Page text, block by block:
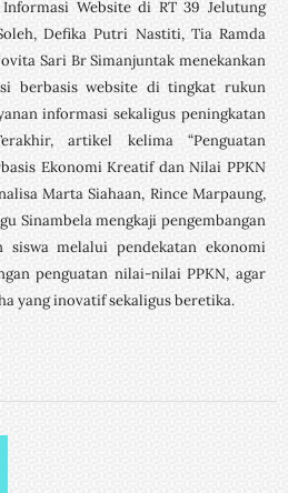
Website di RT 39 Jelutung
Defika Putri Nastiti, Tia Ramda
Sari Br Simanjuntak menekankan
berbasis website di tingkat rukun
informasi sekaligus peningkatan
artikel kelima “Penguatan
Ekonomi Kreatif dan Nilai PPKN
Marta Siahaan, Rince Marpaung,
Sinambela mengkaji pengembangan
siswa melalui pendekatan ekonomi
penguatan nilai-nilai PPKN, agar
yang inovatif sekaligus beretika.